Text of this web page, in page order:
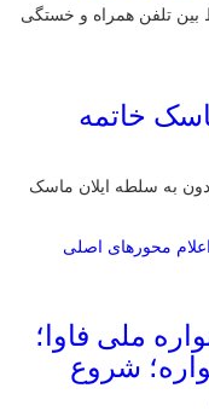
بین تلفن همراه و خستگی
خاتمه
به سلطه ایلان ماسک
ملی فاوا؛
شروع